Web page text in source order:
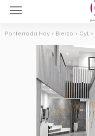
Ponferrada Hoy > Bierzo > CyL >